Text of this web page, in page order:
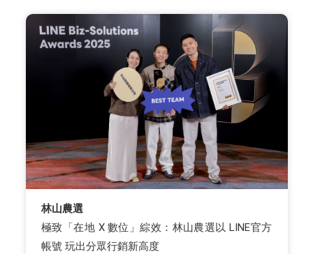
林山農選
極致「在地 X 數位」綜效：林山農選以 LINE官方
帳號 玩出分眾行銷新高度